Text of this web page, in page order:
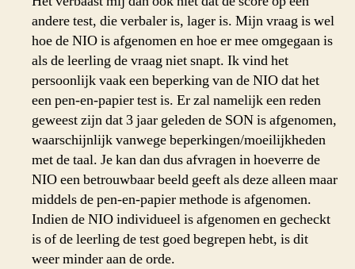
andere test, die verbaler is, lager is. Mijn vraag is wel
hoe de NIO is afgenomen en hoe er mee omgegaan is
als de leerling de vraag niet snapt. Ik vind het
persoonlijk vaak een beperking van de NIO dat het
een pen-en-papier test is. Er zal namelijk een reden
geweest zijn dat 3 jaar geleden de SON is afgenomen,
waarschijnlijk vanwege beperkingen/moeilijkheden
met de taal. Je kan dan dus afvragen in hoeverre de
NIO een betrouwbaar beeld geeft als deze alleen maar
middels de pen-en-papier methode is afgenomen.
Indien de NIO individueel is afgenomen en gecheckt
is of de leerling de test goed begrepen hebt, is dit
weer minder aan de orde.